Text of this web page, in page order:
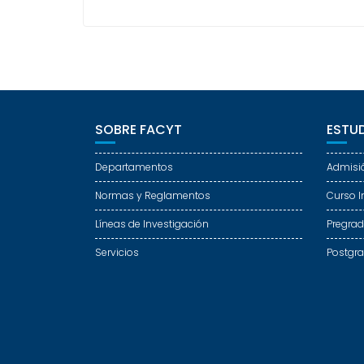
SOBRE FACYT
Departamentos
Normas y Reglamentos
Líneas de Investigación
Servicios
Curso